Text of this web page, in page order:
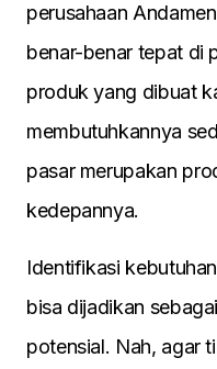
perusahaan
benar-benar tepat di
produk yang dibuat
membutuhkannya
pasar merupakan
kedepannya.
Identifikasi
bisa dijadikan
potensial. Nah, agar